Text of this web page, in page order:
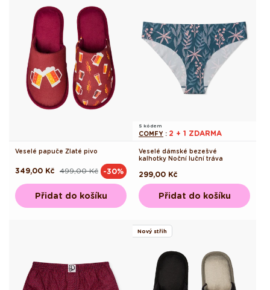
Veselé papuče Zlaté pivo
Běžná
499,00 Kč
Výprodejová
349,00 Kč -30%
Přidat do košíku
S kódem
COMFY : 2 + 1 ZDARMA
Veselé dámské bezešvé
kalhotky Noční luční tráva
Běžná
cena
299,00 Kč
Přidat do košíku
Nový střih